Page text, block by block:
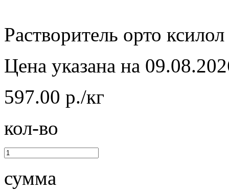
Растворитель орто ксилол
Цена указана на
597.00 р./кг
кол-во
сумма